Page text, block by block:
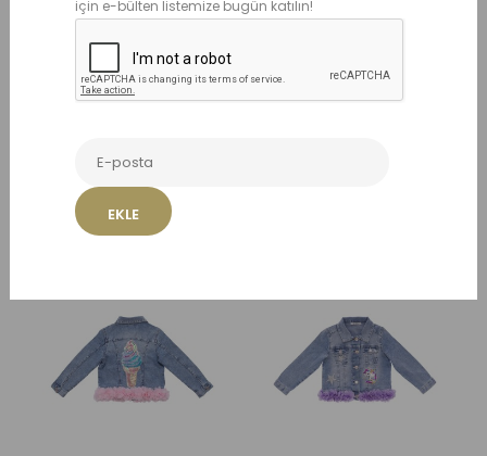
için e-bülten listemize bugün katılın!
EKLE
ADET
Benzer Ürünler